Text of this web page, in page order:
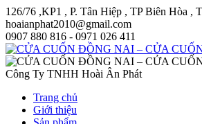
126/76 ,KP1 , P. Tân Hiệp , TP Biên Hòa ,
hoaianphat2010@gmail.com
0907 880 816 - 0971 026 411
Công Ty TNHH Hoài Ân Phát
Trang chủ
Giới thiệu